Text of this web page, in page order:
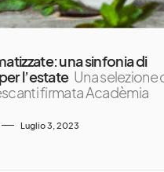
una sinfonia di
l’estate Una selezione
firmata Acadèmia
Luglio 3, 2023